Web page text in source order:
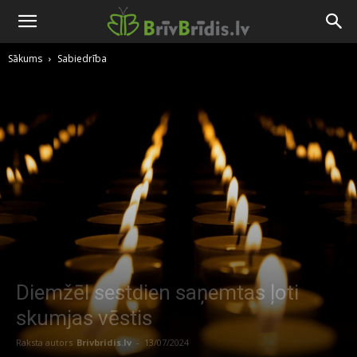
Sākums Sabiedrība
Diemžēl sestdien saņemtas ļoti
skumjas vēstis
Raksta autors Brivbridis.lv - 13/07/2024